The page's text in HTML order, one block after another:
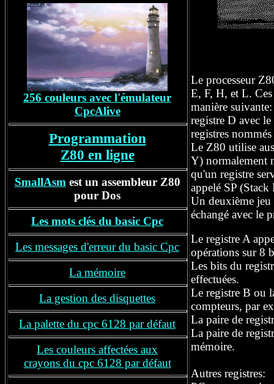
256 couleurs avec l'émulateur
CpcAlive
Programmation
Z80 en ligne
SmallAsm est un assembleur Z80
pour Dos
Les mots clés du basic Cpc
Les messages d'erreur du basic Cpc
La mémoire
La gestion des disquettes
La palette du cpc 6128 par défaut
Les couleurs affectées aux
crayons du cpc 6128 par défaut
Le processeur
E, F, H, et L. Ces
manière
registre D avec le
registres
Le Z80 utilise
Y) normalement
qu'un registre
appelé SP
Un deuxième
échangé avec le
Le registre A
opérations sur 8
Les bits du
effectuées.
Le registre B ou
compteurs, par
La paire de
La paire de
mémoire.
Autres registres: